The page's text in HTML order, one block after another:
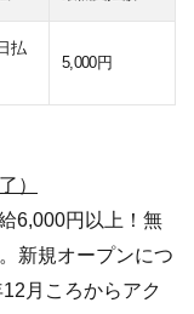
払
5,000円
）
6,000円以上！無
新規オープンにつ
月ころからアク